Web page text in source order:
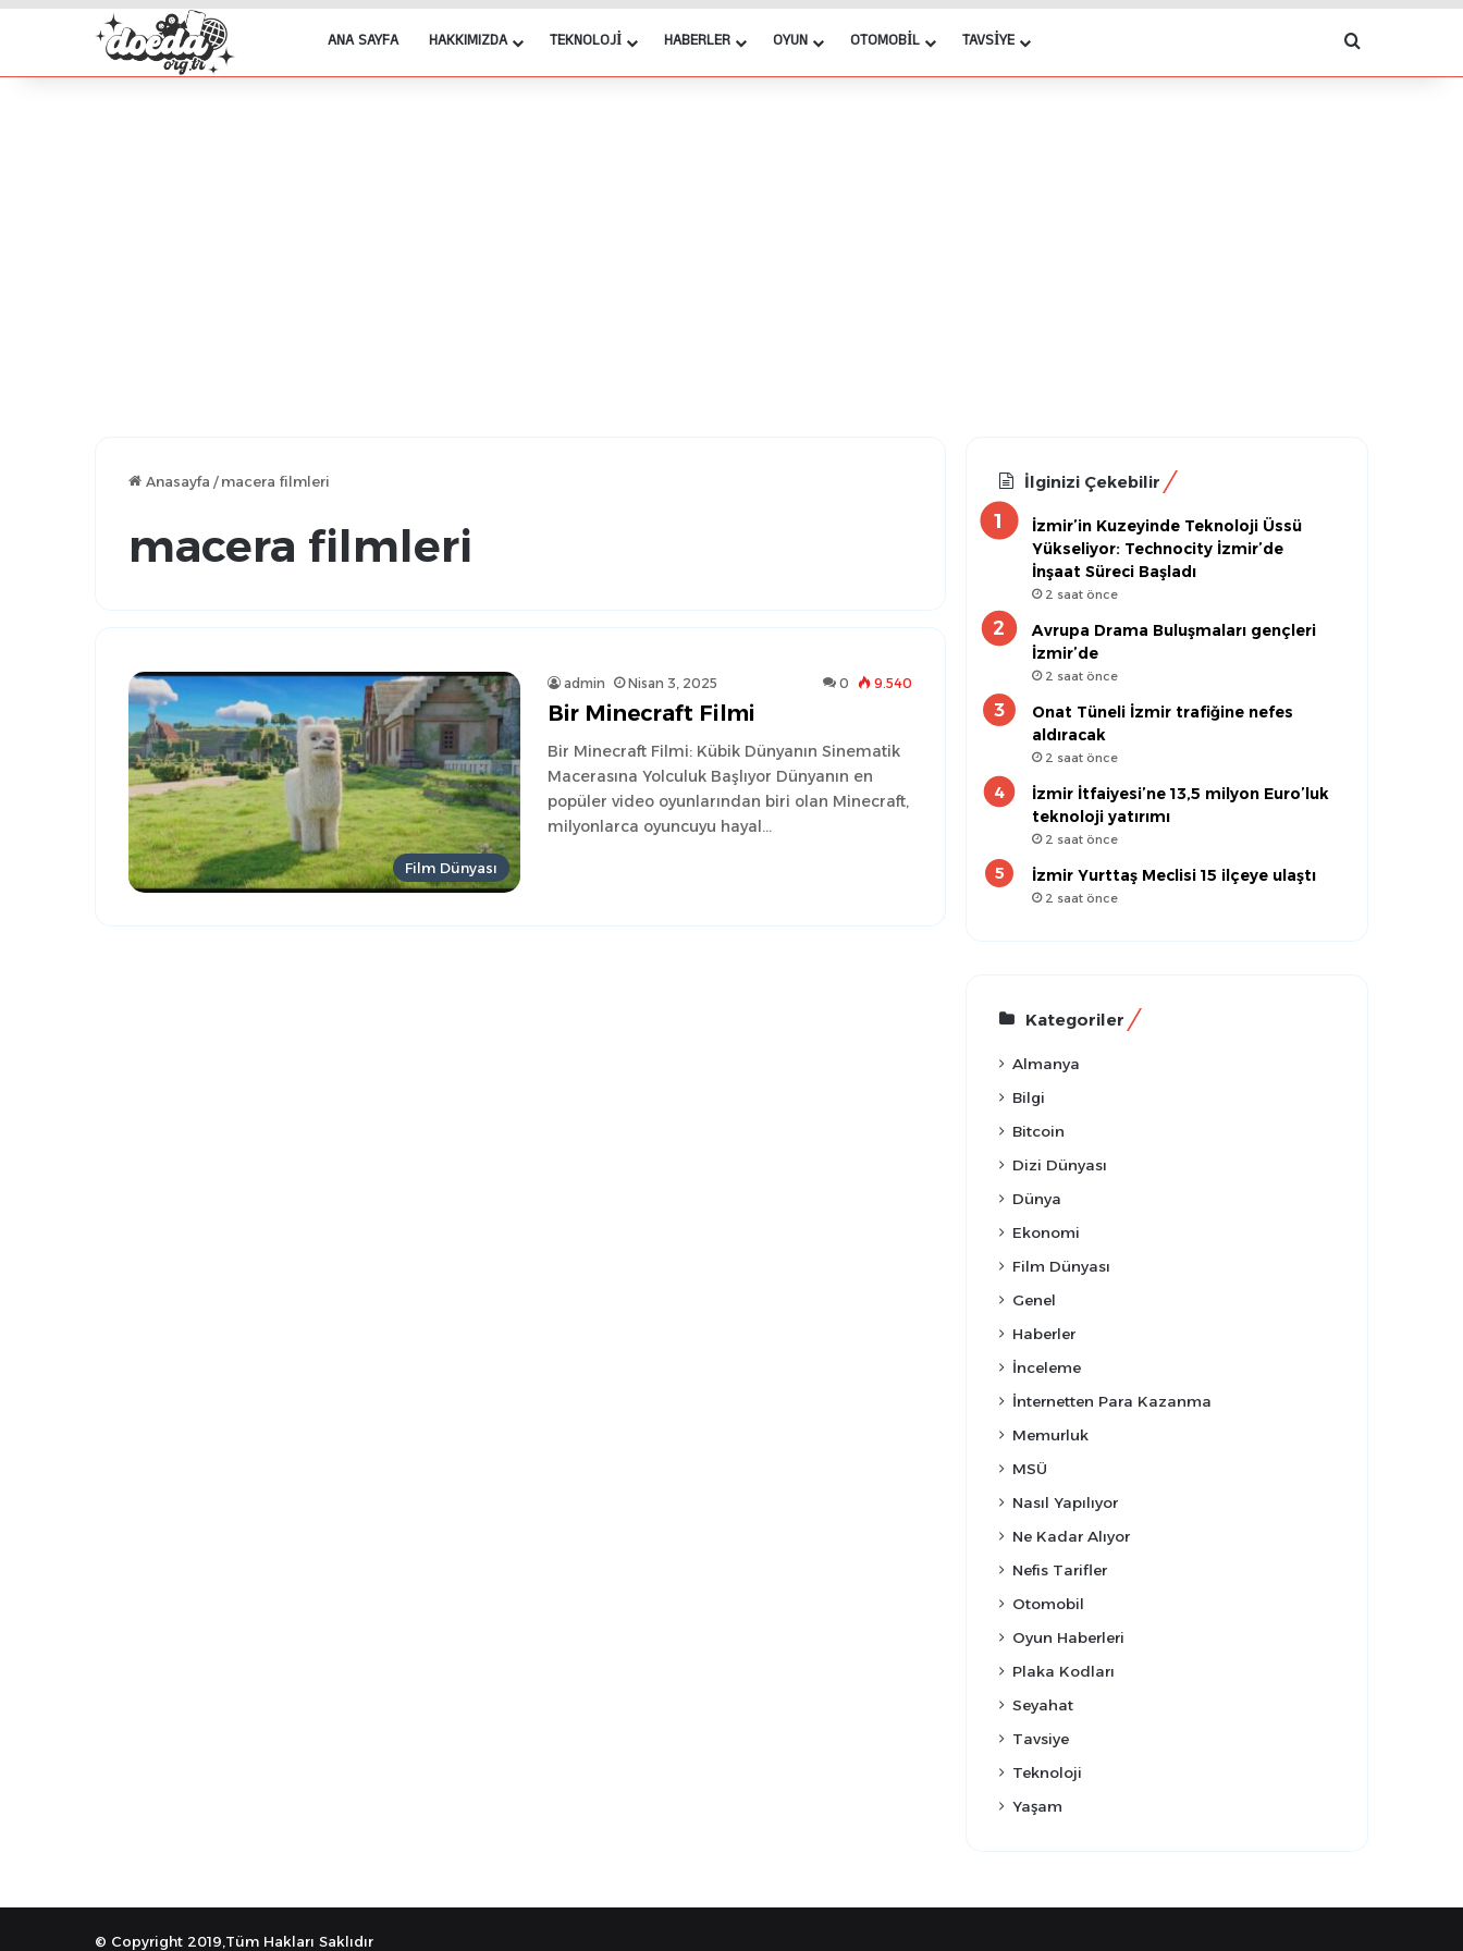
ANA SAYFA HAKKIMIZDA TEKNOLOJI HABERLER OYUN OTOMOBIL TAVSIYE Arama yap
Anasayfa / macera filmleri
macera filmleri
Film Dünyası
admin Nisan 3, 2025 0 9.540
Bir Minecraft Filmi
Bir Minecraft Filmi: Kübik Dünyanın Sinematik
Macerasına Yolculuk Başlıyor Dünyanın en
popüler video oyunlarından biri olan Minecraft,
milyonlarca oyuncuyu hayal…
İlginizi Çekebilir
İzmir’in Kuzeyinde Teknoloji Üssü
Yükseliyor: Technocity İzmir’de
İnşaat Süreci Başladı
2 saat önce
Avrupa Drama Buluşmaları gençleri
İzmir’de
2 saat önce
Onat Tüneli İzmir trafiğine nefes
aldıracak
2 saat önce
İzmir İtfaiyesi’ne 13,5 milyon Euro’luk
teknoloji yatırımı
2 saat önce
İzmir Yurttaş Meclisi 15 ilçeye ulaştı
2 saat önce
Kategoriler
Almanya
Bilgi
Bitcoin
Dizi Dünyası
Dünya
Ekonomi
Film Dünyası
Genel
Haberler
İnceleme
İnternetten Para Kazanma
Memurluk
MSÜ
Nasıl Yapılıyor
Ne Kadar Alıyor
Nefis Tarifler
Otomobil
Oyun Haberleri
Plaka Kodları
Seyahat
Tavsiye
Teknoloji
Yaşam
© Copyright 2019,Tüm Hakları Saklıdır